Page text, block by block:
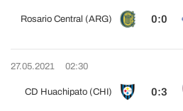
Rosario Central (ARG) 0:0
27.05.2021 02:30
CD Huachipato (CHI) 0:3